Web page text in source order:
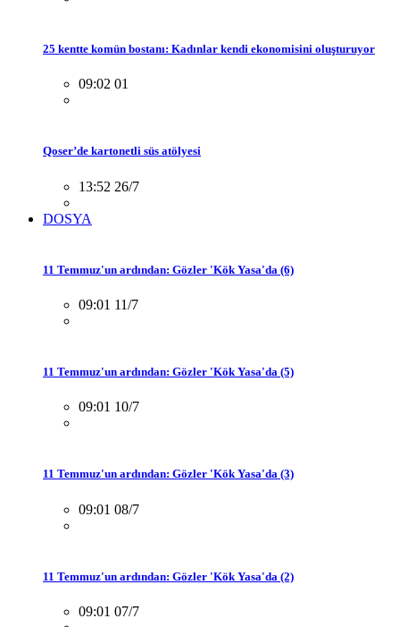
25 kentte komün bostanı: Kadınlar kendi ekonomisini oluşturuyor
09:02 01
Qoser’de kartonetli süs atölyesi
13:52 26/7
DOSYA
11 Temmuz'un ardından: Gözler 'Kök Yasa'da (6)
09:01 11/7
11 Temmuz'un ardından: Gözler 'Kök Yasa'da (5)
09:01 10/7
11 Temmuz'un ardından: Gözler 'Kök Yasa'da (3)
09:01 08/7
11 Temmuz'un ardından: Gözler 'Kök Yasa'da (2)
09:01 07/7